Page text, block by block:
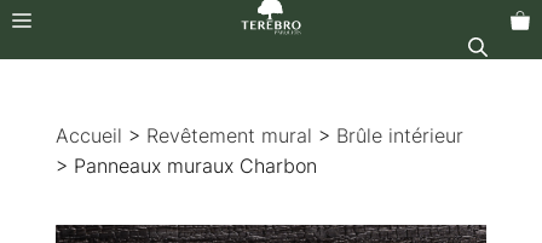
contenu
Menu
Accueil > Revêtement mural > Brûle intérieur
> Panneaux muraux Charbon